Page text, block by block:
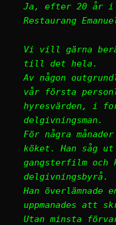
Ja, efter 20 år i
Restaurang
Vi vill gärna
till det hela.
Av någon
vår första
hyresvärden, i
delgivningsman.
För några
köket. Han såg
gangsterfilm och
delgivningsbyrå.
Han överlämnade
uppmanades att
Utan minsta